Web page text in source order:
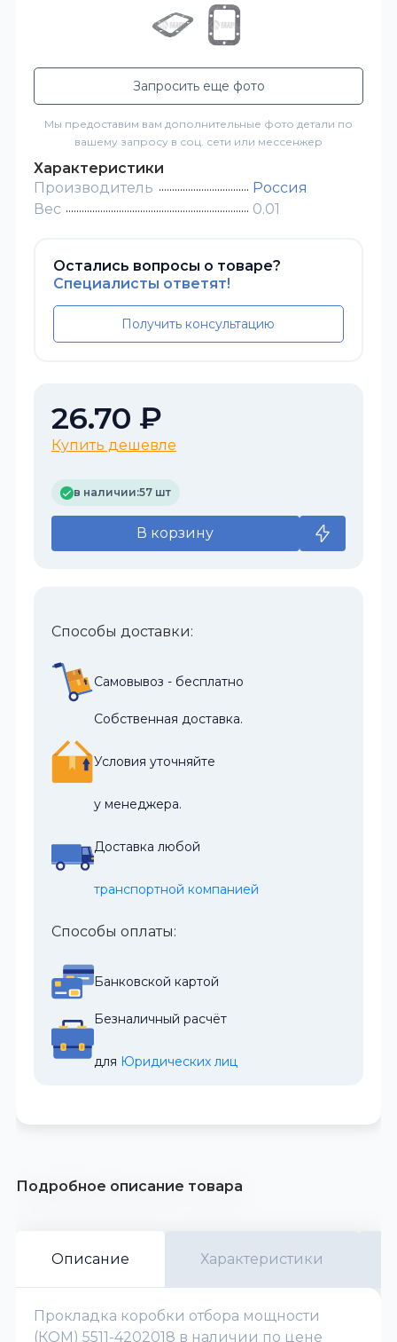
Запросить еще фото
Мы предоставим вам дополнительные фото детали по
вашему запросу в соц. сети или мессенжер
Характеристики
Производитель
Россия
Вес
0.01
Остались вопросы о товаре?
Специалисты ответят!
Получить консультацию
26.70 ₽
Купить дешевле
в наличии:57 шт
В корзину
Способы доставки:
Самовывоз - бесплатно
Собственная доставка.
Условия уточняйте
у менеджера.
Доставка любой
транспортной компанией
Способы оплаты:
Банковской картой
Безналичный расчёт
для Юридических лиц
Подробное описание товара
Описание Характеристики
Прокладка коробки отбора мощности
(КОМ) 5511-4202018 в наличии по цене